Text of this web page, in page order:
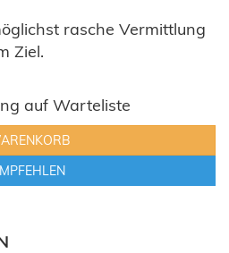
rasche Vermittlung
Ziel.
auf Warteliste